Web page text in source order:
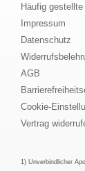
Häufig gestellte
Impressum
Datenschutz
AGB
Cookie-
Vertrag
1) Unverbindlicher